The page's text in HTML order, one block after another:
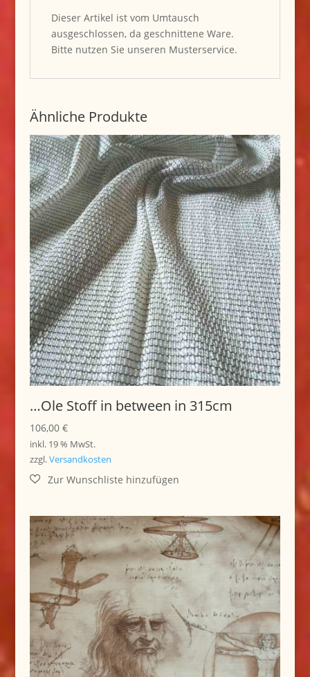
Dieser Artikel ist vom Umtausch
ausgeschlossen, da geschnittene Ware.
Bitte nutzen Sie unseren Musterservice.
Ähnliche Produkte
…Ole Stoff in between in 315cm
106,00 €
inkl. 19 % MwSt.
zzgl.Versandkosten